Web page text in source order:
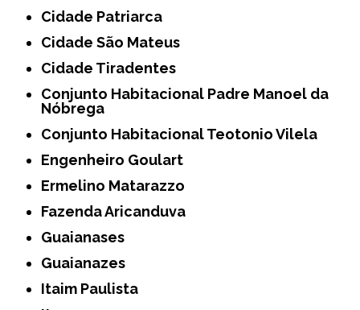
Cidade Patriarca
Cidade São Mateus
Cidade Tiradentes
Conjunto Habitacional Padre Manoel da
Nóbrega
Conjunto Habitacional Teotonio Vilela
Engenheiro Goulart
Ermelino Matarazzo
Fazenda Aricanduva
Guaianases
Guaianazes
Itaim Paulista